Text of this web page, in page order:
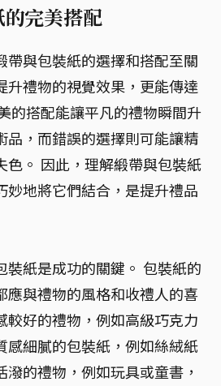
完美搭配
帶與包裝紙的選擇和搭配至關
升禮物的視覺效果，更能傳達
的搭配能讓平凡的禮物瞬間升
品，而錯誤的選擇則可能讓精
色。 因此，理解緞帶與包裝紙
妙地將它們結合，是提升禮品
裝紙是成功的關鍵。 包裝紙的
應與禮物的風格和收禮人的喜
較好的禮物，例如高級巧克力
感細膩的包裝紙，例如絲絨紙
的禮物，例如玩具或童書，